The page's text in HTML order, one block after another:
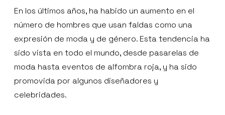
En los últimos años, ha habido un aumento en el
número de hombres que usan faldas como una
expresión de moda y de género. Esta tendencia ha
sido vista en todo el mundo, desde pasarelas de
moda hasta eventos de alfombra roja, y ha sido
promovida por algunos diseñadores y
celebridades.